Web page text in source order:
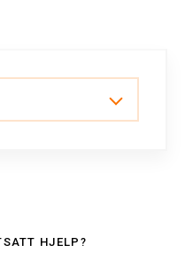
HJELP?